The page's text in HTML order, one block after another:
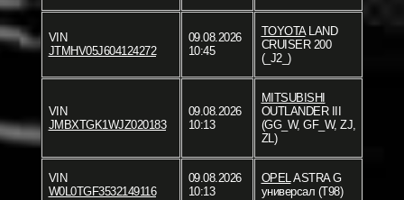
VIN
JTMHV05J604124272
09.08.2026
10:45
TOYOTALAND
CRUISER 200
(_J2_)
VIN
JMBXTGK1WJZ020183
09.08.2026
10:13
MITSUBISHI
OUTLANDER III
(GG_W, GF_W, ZJ,
ZL)
VIN
W0L0TGF3532149116
09.08.2026
10:13
OPELASTRA G
универсал (T98)